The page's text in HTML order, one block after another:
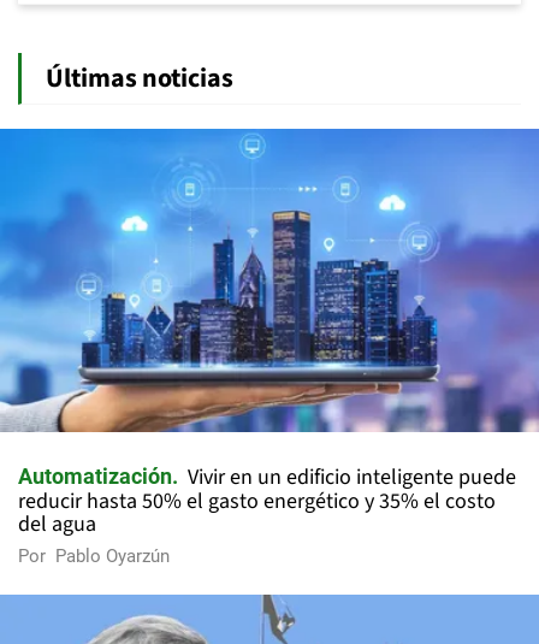
Últimas noticias
Automatización
Vivir en un edificio inteligente puede
reducir hasta 50% el gasto energético y 35% el costo
del agua
Por Pablo Oyarzún